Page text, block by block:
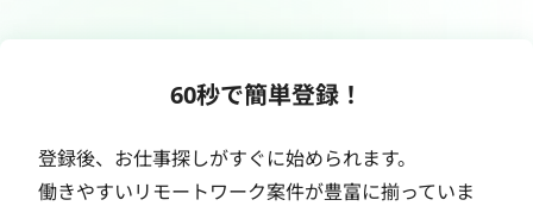
60秒で簡単登録！
登録後、お仕事探しがすぐに始められます。
働きやすいリモートワーク案件が豊富に揃っていま